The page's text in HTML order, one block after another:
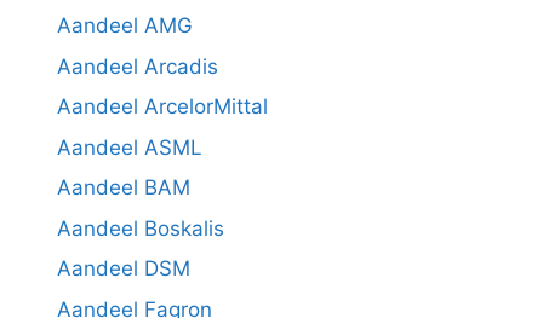
Aandeel AMG
Aandeel Arcadis
Aandeel ArcelorMittal
Aandeel ASML
Aandeel BAM
Aandeel Boskalis
Aandeel DSM
Aandeel Fagron